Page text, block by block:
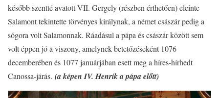
később szentté avatott VII. Gergely (részben érthetően) eleinte
Salamont tekintette törvényes királynak, a német császár pedig a
sógora volt Salamonnak. Ráadásul a pápa és császár között sem
volt éppen jó a viszony, amelynek betetőzéseként 1076
decemberében és 1077 januárjában esett meg a híres-hírhedt
Canossa-járás. (a képen IV. Henrik a pápa előtt)